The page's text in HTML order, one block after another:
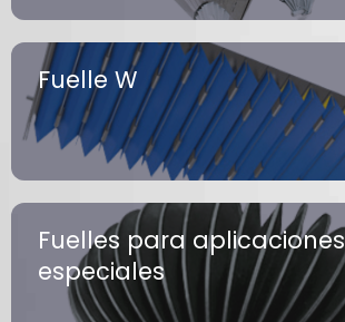
Fuelle W
Fuelles para aplicaciones
especiales